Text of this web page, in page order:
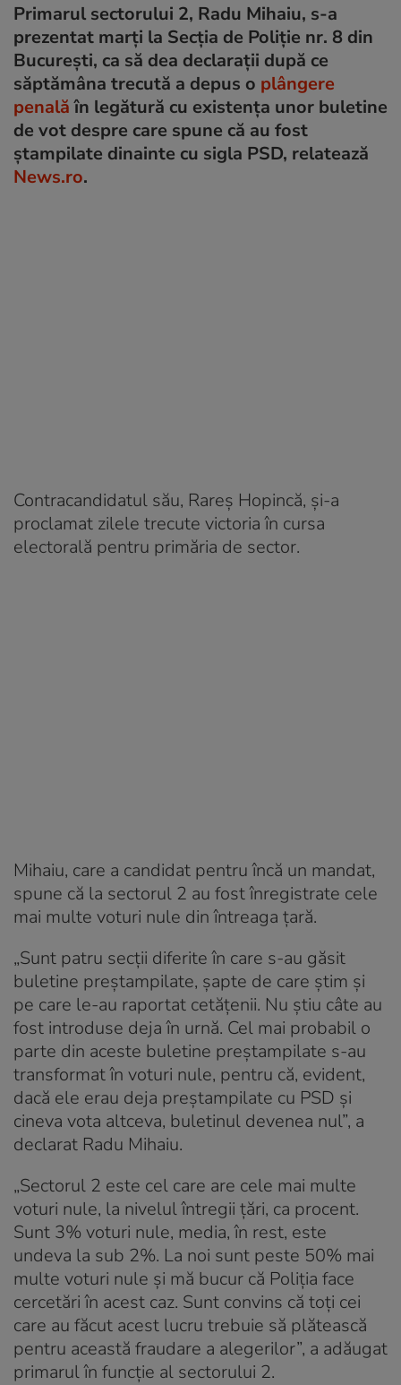
Primarul sectorului 2, Radu Mihaiu, s-a
prezentat marți la Secţia de Poliţie nr. 8 din
București, ca să dea declarații după ce
săptămâna trecută a depus o plângere
penalăîn legătură cu existența unor buletine
de vot despre care spune că au fost
ștampilate dinainte cu sigla PSD, relatează
News.ro.
Contracandidatul său, Rareș Hopincă, și-a
proclamat zilele trecute victoria în cursa
electorală pentru primăria de sector.
Mihaiu, care a candidat pentru încă un mandat,
spune că la sectorul 2 au fost înregistrate cele
mai multe voturi nule din întreaga țară.
„Sunt patru secţii diferite în care s-au găsit
buletine preştampilate, şapte de care ştim şi
pe care le-au raportat cetăţenii. Nu ştiu câte au
fost introduse deja în urnă. Cel mai probabil o
parte din aceste buletine preştampilate s-au
transformat în voturi nule, pentru că, evident,
dacă ele erau deja preştampilate cu PSD şi
cineva vota altceva, buletinul devenea nul”, a
declarat Radu Mihaiu.
„Sectorul 2 este cel care are cele mai multe
voturi nule, la nivelul întregii ţări, ca procent.
Sunt 3% voturi nule, media, în rest, este
undeva la sub 2%. La noi sunt peste 50% mai
multe voturi nule şi mă bucur că Poliţia face
cercetări în acest caz. Sunt convins că toţi cei
care au făcut acest lucru trebuie să plătească
pentru această fraudare a alegerilor”, a adăugat
primarul în funcție al sectorului 2.